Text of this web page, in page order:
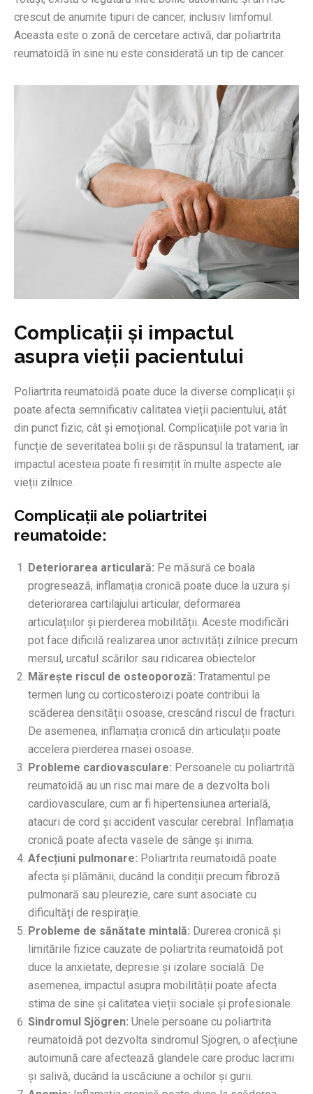
crescut de anumite tipuri de cancer, inclusiv limfomul.
Aceasta este o zonă de cercetare activă, dar poliartrita
reumatoidă în sine nu este considerată un tip de cancer.
Complicații și impactul
asupra vieții pacientului
Poliartrita reumatoidă poate duce la diverse complicații și
poate afecta semnificativ calitatea vieții pacientului, atât
din punct fizic, cât și emoțional. Complicațiile pot varia în
funcție de severitatea bolii și de răspunsul la tratament, iar
impactul acesteia poate fi resimțit în multe aspecte ale
vieții zilnice.
Complicații ale poliartritei
reumatoide:
Deteriorarea articulară: Pe măsură ce boala
progresează, inflamația cronică poate duce la uzura și
deteriorarea cartilajului articular, deformarea
articulațiilor și pierderea mobilității. Aceste modificări
pot face dificilă realizarea unor activități zilnice precum
mersul, urcatul scărilor sau ridicarea obiectelor.
Mărește riscul de osteoporoză: Tratamentul pe
termen lung cu corticosteroizi poate contribui la
scăderea densității osoase, crescând riscul de fracturi.
De asemenea, inflamația cronică din articulații poate
accelera pierderea masei osoase.
Probleme cardiovasculare: Persoanele cu poliartrită
reumatoidă au un risc mai mare de a dezvolta boli
cardiovasculare, cum ar fi hipertensiunea arterială,
atacuri de cord și accident vascular cerebral. Inflamația
cronică poate afecta vasele de sânge și inima.
Afecțiuni pulmonare: Poliartrita reumatoidă poate
afecta și plămânii, ducând la condiții precum fibroză
pulmonară sau pleurezie, care sunt asociate cu
dificultăți de respirație.
Probleme de sănătate mintală: Durerea cronică și
limitările fizice cauzate de poliartrita reumatoidă pot
duce la anxietate, depresie și izolare socială. De
asemenea, impactul asupra mobilității poate afecta
stima de sine și calitatea vieții sociale și profesionale.
Sindromul Sjögren: Unele persoane cu poliartrita
reumatoidă pot dezvolta sindromul Sjögren, o afecțiune
autoimună care afectează glandele care produc lacrimi
și salivă, ducând la uscăciune a ochilor și gurii.